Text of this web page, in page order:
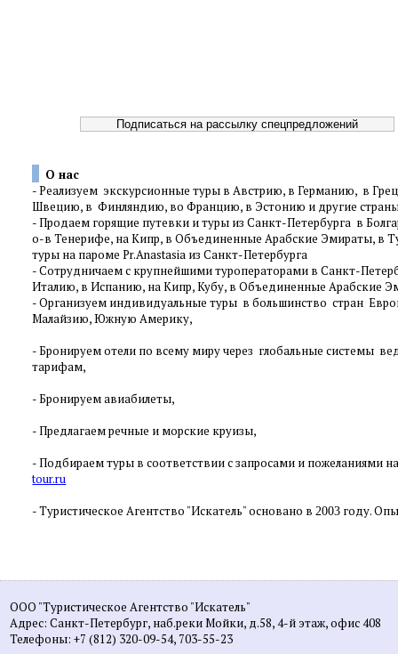
О нас
-Реализуем экскурсионные туры в Австрию, в Германию, в
Швецию, в Финляндию, во Францию, в Эстонию и другие
-Продаем горящие путевки и туры из Санкт-Петербурга в
о-в Тенерифе, на Кипр, в Объединенные Арабские Эмираты, в
туры на пароме Pr.Anastasia из Санкт-Петербурга
-Сотрудничаем с крупнейшими туроператорами в Санкт-
Италию, в Испанию, на Кипр, Кубу, в Объединенные Арабские
-Организуем индивидуальные туры в большинство стран
Малайзию, Южную Америку,
-Бронируем отели по всему миру через глобальные системы
тарифам,
-Бронируем авиабилеты,
-Предлагаем речные и морские круизы,
- Подбираем туры в соответствии с запросами и пожеланиями
tour.ru
- Туристическое Агентство "Искатель" основано в2003 году.
ООО "Туристическое Агентство "Искатель"
Адрес: Санкт-Петербург, наб.реки Мойки, д.58, 4-й этаж, офис 408
Телефоны: +7 (812) 320-09-54, 703-55-23